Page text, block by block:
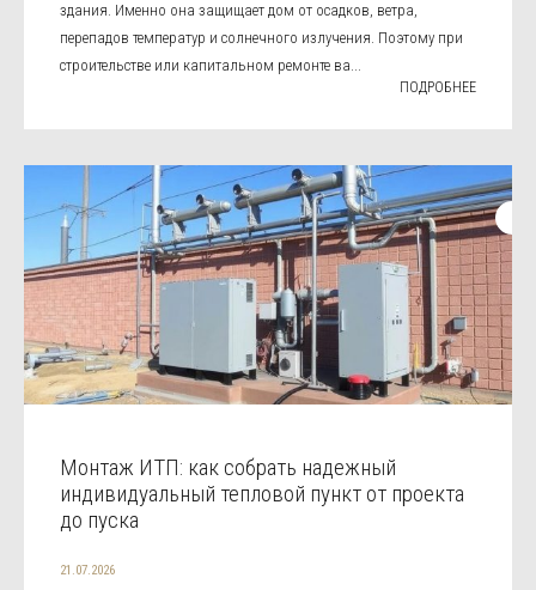
здания. Именно она защищает дом от осадков, ветра,
перепадов температур и солнечного излучения. Поэтому при
строительстве или капитальном ремонте ва...
ПОДРОБНЕЕ
Монтаж ИТП: как собрать надежный
индивидуальный тепловой пункт от проекта
до пуска
21.07.2026